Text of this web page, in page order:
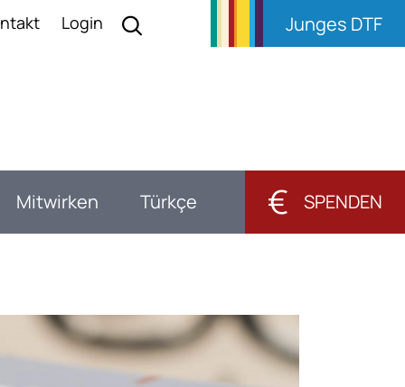
Login Junges DTF
Mitwirken Türkçe € SPENDEN